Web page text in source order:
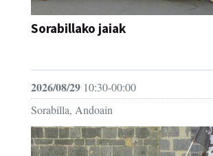
Sorabillako jaiak
2026/08/29 10:30-00:00
Sorabilla, Andoain